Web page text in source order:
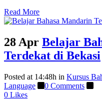
Read More
28 Apr Belajar
Terdekat di Bekasi
Posted at 14:48h in Kursus
Language
0 Comments
0 Likes